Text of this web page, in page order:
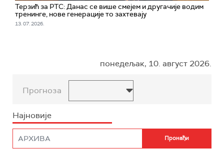
Терзић за РТС: Данас се више смејем и другачије водим
тренинге, нове генерације то захтевају
13. 07. 2026.
понедељак, 10. август 2026.
Прогноза
Најновије